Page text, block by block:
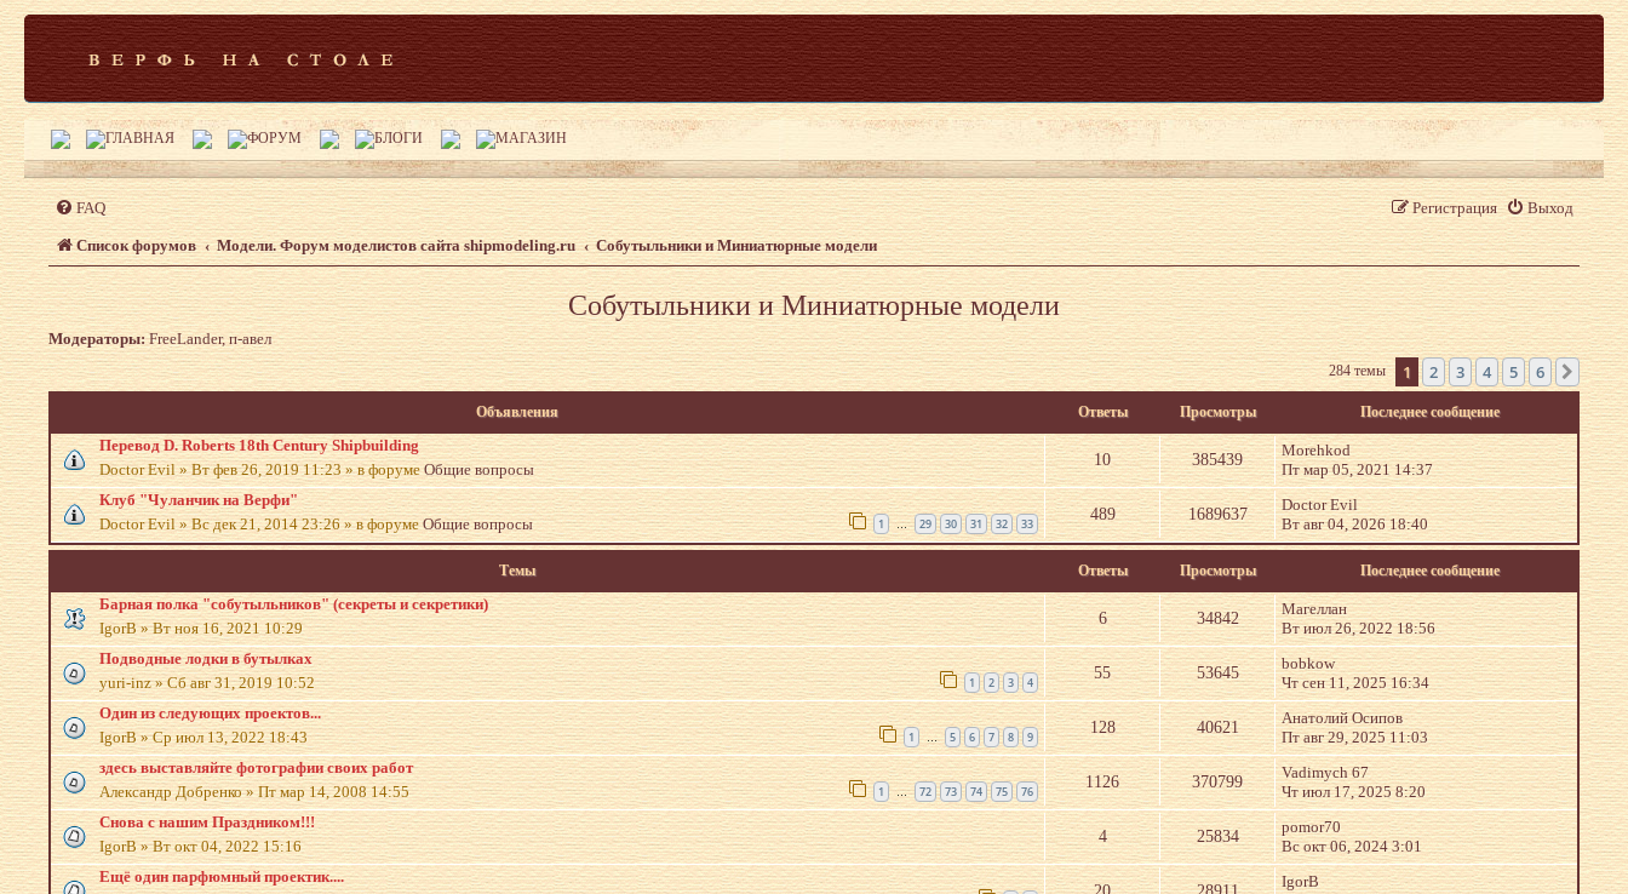
FAQ Выход
Регистрация
Список форумов Модели. Форум моделистов сайта shipmodeling.ru Собутыльники и Миниатюрные модели
Собутыльники и Миниатюрные модели
Модераторы: FreeLander,п-авел
284 темы 1 2 3 4 5 6 След.
Объявления Ответы Просмотры Последнее сообщение
Перевод D. Roberts 18th Century Shipbuilding
Doctor Evil»Вт фев 26, 2019 11:23 » в форумеОбщие вопросы
10 385439
Morehkod
Пт мар 05, 2021 14:37
Клуб "Чуланчик на Верфи"
Doctor Evil»Вс дек 21, 2014 23:26 » в форумеОбщие вопросы 1 … 29 30 31 32 33
489 1689637
Doctor Evil
Вт авг 04, 2026 18:40
Темы Ответы Просмотры Последнее сообщение
Барная полка "собутыльников" (секреты и секретики)
IgorB»Вт ноя 16, 2021 10:29
6 34842
Магеллан
Вт июл 26, 2022 18:56
Подводные лодки в бутылках
yuri-inz»Сб авг 31, 2019 10:52 1 2 3 4
55 53645
bobkow
Чт сен 11, 2025 16:34
Один из следующих проектов...
IgorB»Ср июл 13, 2022 18:43 1 … 5 6 7 8 9
128 40621
Анатолий Осипов
Пт авг 29, 2025 11:03
здесь выставляйте фотографии своих работ
Александр Добренко»Пт мар 14, 2008 14:55 1 … 72 73 74 75 76
1126 370799
Vadimych 67
Чт июл 17, 2025 8:20
Снова с нашим Праздником!!!
IgorB»Вт окт 04, 2022 15:16
4 25834
pomor70
Вс окт 06, 2024 3:01
Ещё один парфюмный проектик....
20 28911
IgorB